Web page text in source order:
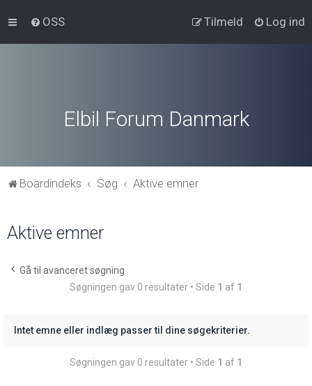
OSS Log ind
Tilmeld
Elbil Forum Danmark
Boardindeks Søg Aktive emner
Aktive emner
Gå til avanceret søgning
Søgningen gav 0 resultater • Side 1 af 1
Intet emne eller indlæg passer til dine søgekriterier.
Søgningen gav 0 resultater • Side 1 af 1